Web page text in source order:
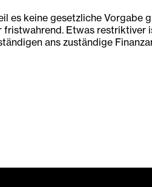
es keine gesetzliche
Etwas
ans zuständige